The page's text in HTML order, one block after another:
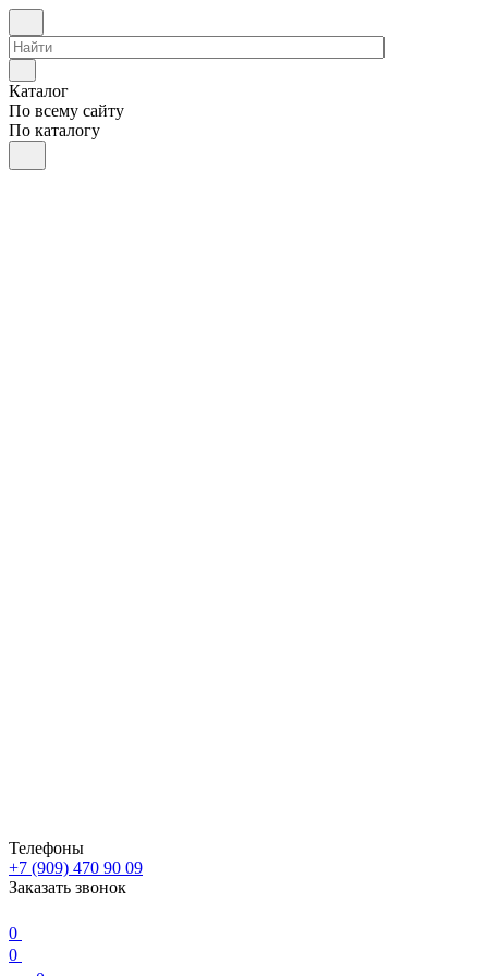
Каталог
По всему сайту
По каталогу
Телефоны
+7 (909) 470 90 09
Заказать звонок
0
0